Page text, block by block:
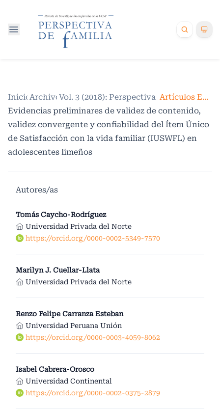
Inicio /
Archivos /
Vol. 3 (2018): Perspectiva de Familia /Artículos Empíricos
Evidencias preliminares de validez de contenido,
validez convergente y confiabilidad del Ítem Único
de Satisfacción con la vida familiar (IUSWFL) en
adolescentes limeños
Autores/as
Tomás Caycho-Rodríguez
Universidad Privada del Norte
https://orcid.org/0000-0002-5349-7570
Marilyn J. Cuellar-Llata
Universidad Privada del Norte
Renzo Felipe Carranza Esteban
Universidad Peruana Unión
https://orcid.org/0000-0003-4059-8062
Isabel Cabrera-Orosco
Universidad Continental
https://orcid.org/0000-0002-0375-2879